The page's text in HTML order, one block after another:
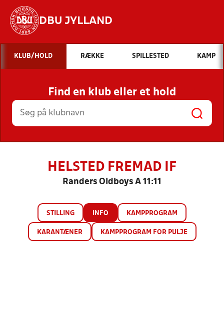
DBU JYLLAND
Hvad vil du søge efter?
INDHOLD OG NYHEDER
STILLINGER, RESULTATER, KLUBBER OG
HOLD
KLUB/HOLD RÆKKE SPILLESTED KAMP
Find en klub eller et hold
HELSTED FREMAD IF
Randers Oldboys A 11:11
STILLING INFO KAMPPROGRAM
KARANTÆNER KAMPPROGRAM FOR PULJE